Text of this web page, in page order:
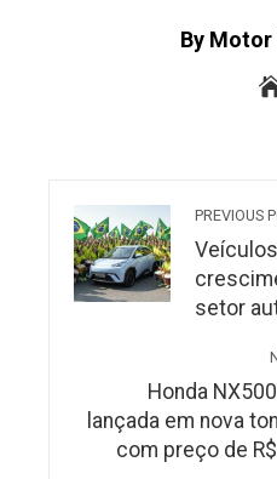
By
PREVIOUS
setor
Honda
lançada em nova
com preço de